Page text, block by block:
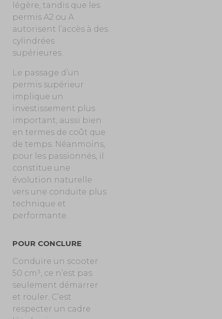
légère, tandis que les
permis A2 ou A
autorisent l’accès à des
cylindrées
supérieures.
Le passage d’un
permis supérieur
implique un
investissement plus
important, aussi bien
en termes de coût que
de temps. Néanmoins,
pour les passionnés, il
constitue une
évolution naturelle
vers une conduite plus
technique et
performante.
POUR CONCLURE
Conduire un scooter
50 cm³, ce n’est pas
seulement démarrer
et rouler. C’est
respecter un cadre